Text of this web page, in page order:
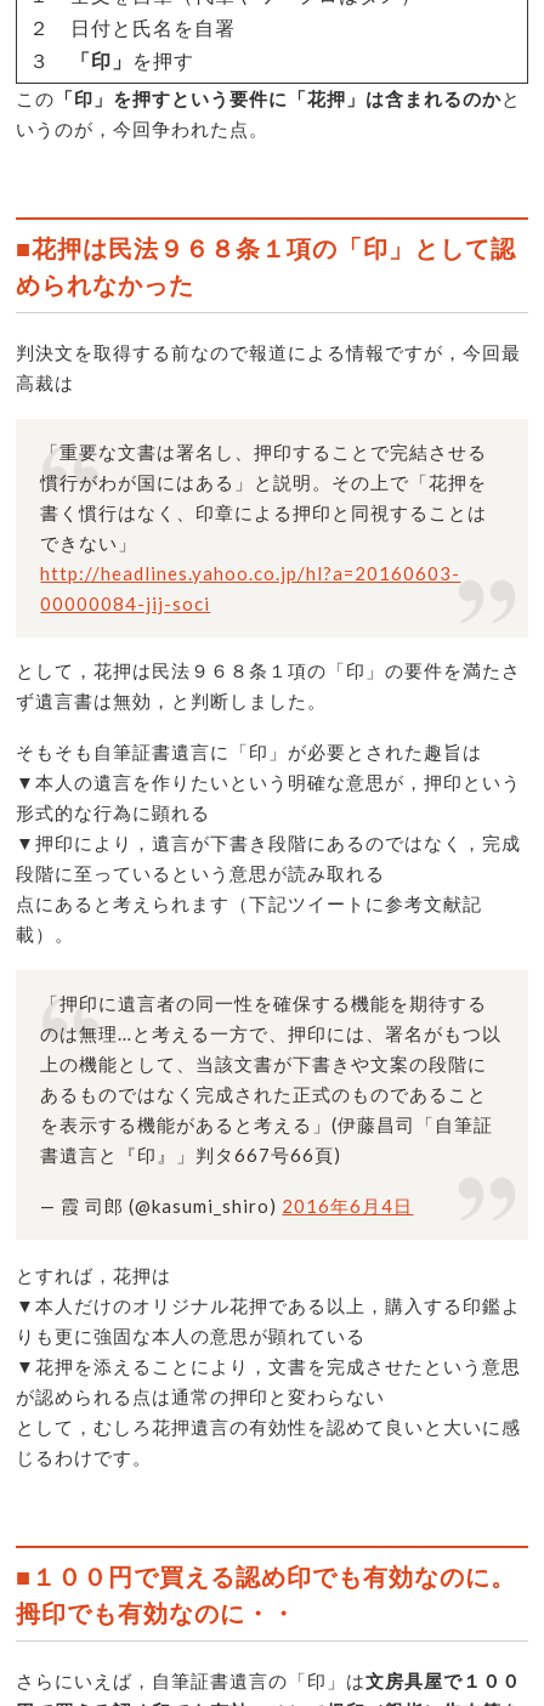
２ 日付と氏名を自署
３
「印」 を押す
この 「印」を押すという要件に「花押」は含まれるのかと
いうのが，今回争われた点。
■花押は民法９６８条１項の「印」として認
められなかった
判決文を取得する前なので報道による情報ですが，今回最
高裁は
「重要な文書は署名し、押印することで完結させる
慣行がわが国にはある」と説明。その上で「花押を
書く慣行はなく、印章による押印と同視することは
できない」
http://headlines.yahoo.co.jp/hl?a=20160603-
00000084-jij-soci
として，花押は民法９６８条１項の「印」の要件を満たさ
ず遺言書は無効，と判断しました。
そもそも自筆証書遺言に「印」が必要とされた趣旨は
▼本人の遺言を作りたいという明確な意思が，押印という
形式的な行為に顕れる
▼押印により，遺言が下書き段階にあるのではなく，完成
段階に至っているという意思が読み取れる
点にあると考えられます（下記ツイートに参考文献記
載）。
「押印に遺言者の同一性を確保する機能を期待する
のは無理…と考える一方で、押印には、署名がもつ以
上の機能として、当該文書が下書きや文案の段階に
あるものではなく完成された正式のものであること
を表示する機能があると考える」(伊藤昌司「自筆証
書遺言と『印』」判タ667号66頁)
— 霞 司郎 (@kasumi_shiro) 2016年6月4日
とすれば，花押は
▼本人だけのオリジナル花押である以上，購入する印鑑よ
りも更に強固な本人の意思が顕れている
▼花押を添えることにより，文書を完成させたという意思
が認められる点は通常の押印と変わらない
として，むしろ花押遺言の有効性を認めて良いと大いに感
じるわけです。
■１００円で買える認め印でも有効なのに。
拇印でも有効なのに・・
さらにいえば，自筆証書遺言の「印」は文房具屋で１００